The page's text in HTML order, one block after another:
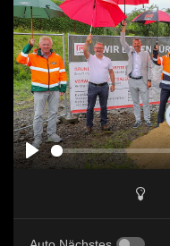
PLAY